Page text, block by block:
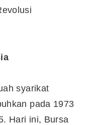
syarikat
pada 1973
Hari ini, Bursa